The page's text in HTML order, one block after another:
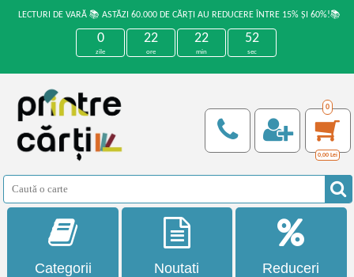
LECTURI DE VARĂ 📚 ASTĂZI 60.000 DE CĂRȚI AU REDUCERE ÎNTRE 15% ȘI 60%!📚
0
zile
22
ore
22
min
52
sec
0
0,00 Lei
Categorii Noutati Reduceri